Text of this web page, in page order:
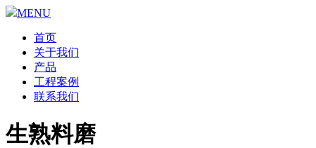
MENU
首页
关于我们
产品
工程案例
联系我们
生熟料磨